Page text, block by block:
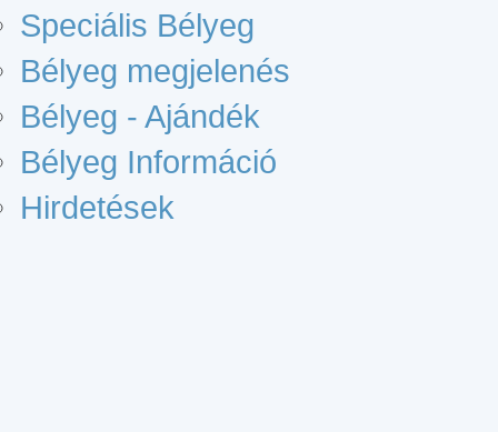
Speciális Bélyeg
Bélyeg megjelenés
Bélyeg - Ajándék
Bélyeg Információ
Hirdetések